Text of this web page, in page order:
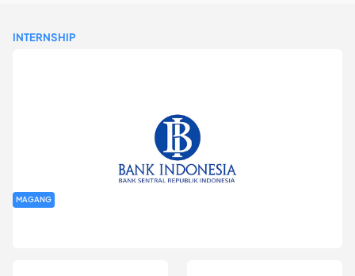
INTERNSHIP
MAGANG